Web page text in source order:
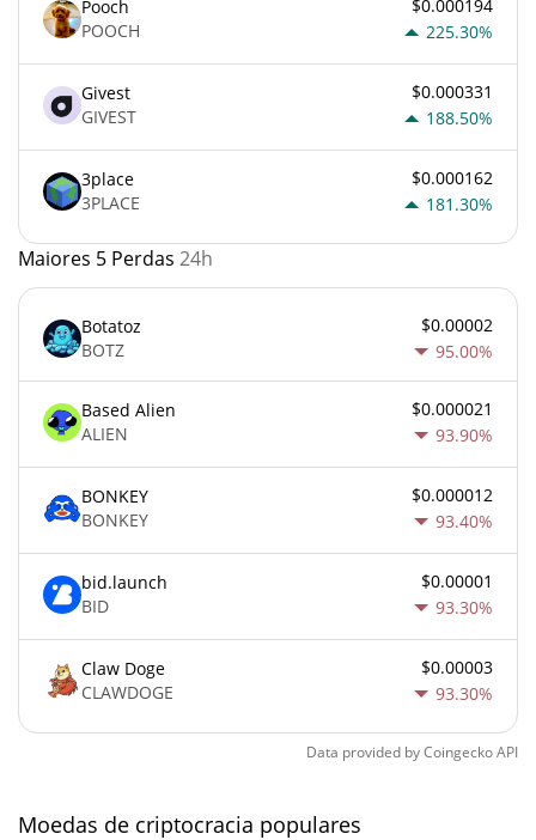
Pooch
POOCH
$0.000194
225.30%
Givest
GIVEST
$0.000331
188.50%
3place
3PLACE
$0.000162
181.30%
Maiores 5 Perdas 24h
Botatoz
BOTZ
$0.00002
95.00%
Based Alien
ALIEN
$0.000021
93.90%
BONKEY
BONKEY
$0.000012
93.40%
bid.launch
BID
$0.00001
93.30%
Claw Doge
CLAWDOGE
$0.00003
93.30%
Data provided byCoingeckoAPI
Moedas de criptocracia populares